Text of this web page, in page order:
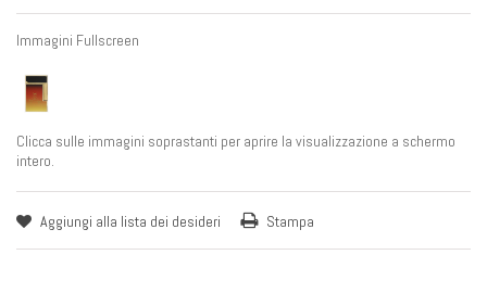
Immagini Fullscreen
Clicca sulle immagini soprastanti per aprire la visualizzazione a schermo
intero.
Aggiungi alla lista dei desideri Stampa